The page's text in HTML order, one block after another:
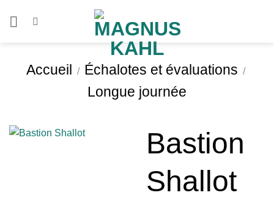
Accueil / Échalotes et évaluations /
Longue journée
Bastion
Shallot